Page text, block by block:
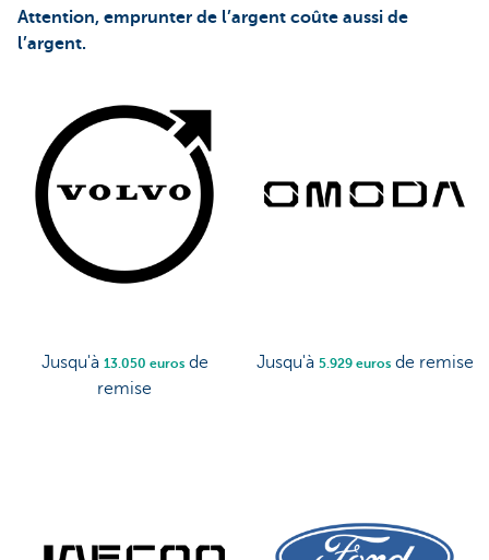
Attention, emprunter de l’argent coûte aussi de
l’argent.
Jusqu'à 13.050 eurosde
remise
Jusqu'à 5.929 eurosde remise